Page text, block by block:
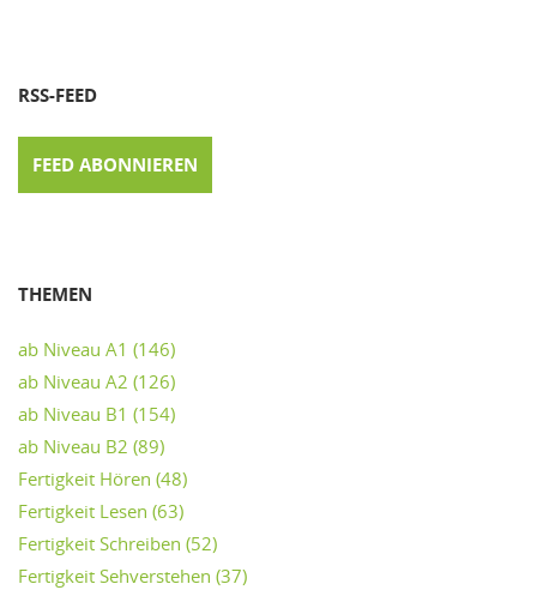
RSS-FEED
FEED ABONNIEREN
THEMEN
ab Niveau A1 (146)
ab Niveau A2 (126)
ab Niveau B1 (154)
ab Niveau B2 (89)
Fertigkeit Hören (48)
Fertigkeit Lesen (63)
Fertigkeit Schreiben (52)
Fertigkeit Sehverstehen (37)